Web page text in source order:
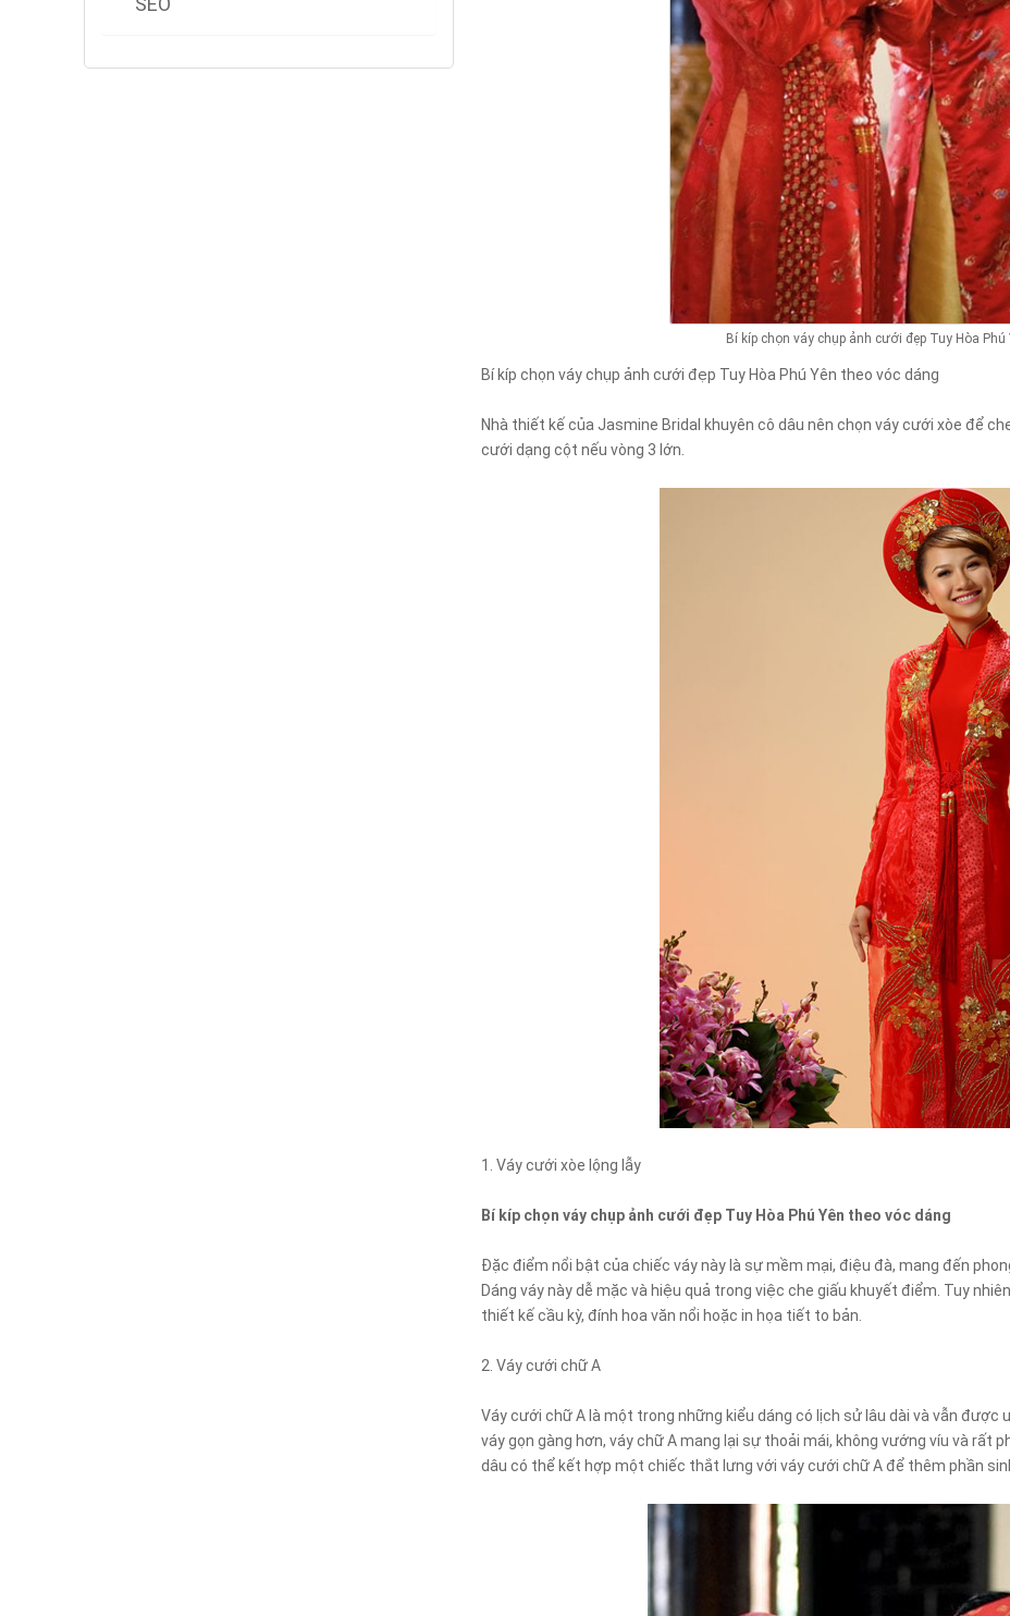
Bí kíp chọn váy chụp ảnh cưới đẹp Tuy Hòa Phú
Bí kíp chọn váy chụp ảnh cưới đẹp Tuy Hòa Phú Yên theo vóc dáng
Nhà thiết kế của Jasmine Bridal khuyên cô dâu nên chọn váy cưới xòe để
cưới dạng cột nếu vòng 3 lớn.
1. Váy cưới xòe lộng lẫy
Bí kíp chọn váy chụp ảnh cưới đẹp Tuy Hòa Phú Yên theo vóc dáng
Đặc điểm nổi bật của chiếc váy này là sự mềm mại, điệu đà, mang đến
Dáng váy này dễ mặc và hiệu quả trong việc che giấu khuyết điểm. Tuy
thiết kế cầu kỳ, đính hoa văn nổi hoặc in họa tiết to bản.
2. Váy cưới chữ A
Váy cưới chữ A là một trong những kiểu dáng có lịch sử lâu dài và vẫn được
váy gọn gàng hơn, váy chữ A mang lại sự thoải mái, không vướng víu và rất
dâu có thể kết hợp một chiếc thắt lưng với váy cưới chữ A để thêm phần